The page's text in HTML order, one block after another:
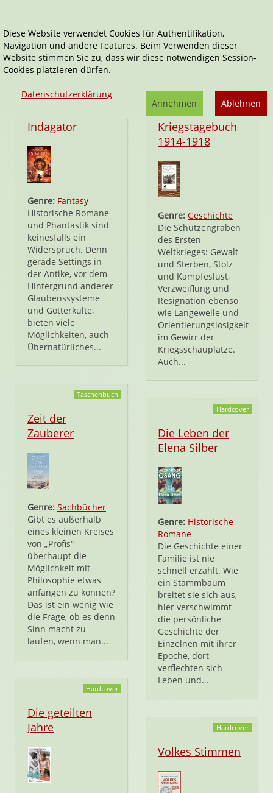
Europäische Geschichte
Indagator
Genre: Fantasy
Historische Romane
und Phantastik sind
keinesfalls ein
Widerspruch. Denn
gerade Settings in
der Antike, vor dem
Hintergrund anderer
Glaubenssysteme
und Götterkulte,
bieten viele
Möglichkeiten, auch
Übernatürliches...
Taschenbuch
Kriegstagebuch
1914-1918
Genre: Geschichte
Die Schützengräben
des Ersten
Weltkrieges: Gewalt
und Sterben, Stolz
und Kampfeslust,
Verzweiflung und
Resignation ebenso
wie Langeweile und
Orientierungslosigkeit
im Gewirr der
Kriegsschauplätze.
Auch...
Taschenbuch
Zeit der
Zauberer
Genre: Sachbücher
Gibt es außerhalb
eines kleinen Kreises
von „Profis“
überhaupt die
Möglichkeit mit
Philosophie etwas
anfangen zu können?
Das ist ein wenig wie
die Frage, ob es denn
Sinn macht zu
laufen, wenn man...
Hardcover
Die Leben der
Elena Silber
Genre: Historische
Romane
Die Geschichte einer
Familie ist nie
schnell erzählt. Wie
ein Stammbaum
breitet sie sich aus,
hier verschwimmt
die persönliche
Geschichte der
Einzelnen mit ihrer
Epoche, dort
verflechten sich
Leben und...
Hardcover
Die geteilten
Jahre
Hardcover
Volkes Stimmen
Diese Website verwendet Cookies für Authentifikation,
Navigation und andere Features. Beim Verwenden dieser
Website stimmen Sie zu, dass wir diese notwendigen Session-
Cookies platzieren dürfen.
Datenschutzerklärung
Ablehnen
Annehmen